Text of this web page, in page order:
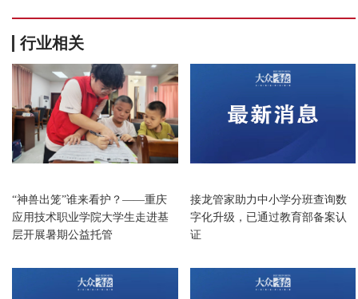
行业相关
“神兽出笼”谁来看护？——重庆
应用技术职业学院大学生走进基
层开展暑期公益托管
接龙管家助力中小学分班查询数
字化升级，已通过教育部备案认
证